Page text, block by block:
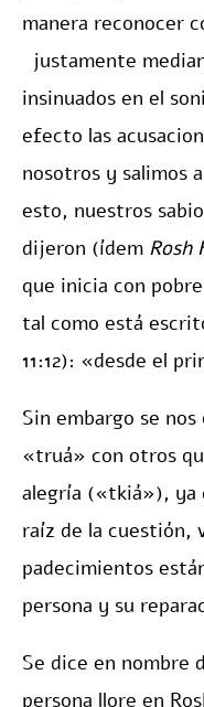
manera reconocer
justamente
insinuados en el
efecto las
nosotros y salimos
esto, nuestros
dijeron (ídem Rosh
que inicia con
tal como está
11:12): «desde el
Sin embargo se
«truá» con otros
alegría («tkiá»), ya
raíz de la cuestión,
padecimientos
persona y su
Se dice en nombre
persona llore en